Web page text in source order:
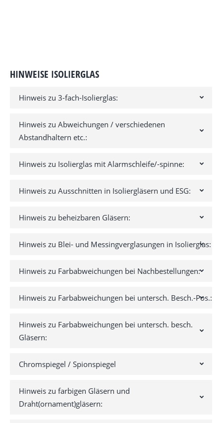
HINWEISE ISOLIERGLAS
Hinweis zu 3-fach-Isolierglas:
Hinweis zu Abweichungen / verschiedenen
Abstandhaltern etc.:
Hinweis zu Isolierglas mit Alarmschleife/-spinne:
Hinweis zu Ausschnitten in Isoliergläsern und ESG:
Hinweis zu beheizbaren Gläsern:
Hinweis zu Blei- und Messingverglasungen in Isolierglas:
Hinweis zu Farbabweichungen bei Nachbestellungen:
Hinweis zu Farbabweichungen bei untersch. Besch.-Pos.:
Hinweis zu Farbabweichungen bei untersch. besch.
Gläsern:
Chromspiegel / Spionspiegel
Hinweis zu farbigen Gläsern und
Draht(ornament)gläsern: